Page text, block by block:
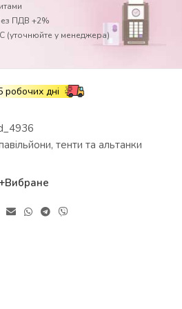
ПДВ +2%
(уточнюйте у менеджера)
робочих дні
тенти та альтанки